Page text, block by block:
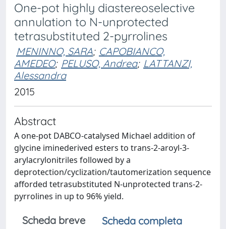
One-pot highly diastereoselective
annulation to N-unprotected
tetrasubstituted 2-pyrrolines
MENINNO, SARA; CAPOBIANCO,
AMEDEO; PELUSO, Andrea; LATTANZI,
Alessandra
2015
Abstract
A one-pot DABCO-catalysed Michael addition of
glycine iminederived esters to trans-2-aroyl-3-
arylacrylonitriles followed by a
deprotection/cyclization/tautomerization sequence
afforded tetrasubstituted N-unprotected trans-2-
pyrrolines in up to 96% yield.
Scheda breve
Scheda completa